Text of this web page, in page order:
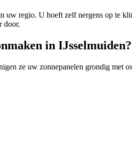
uw regio. U hoeft zelf nergens op te
door.
in IJsselmuiden?
ze uw zonnepanelen grondig met